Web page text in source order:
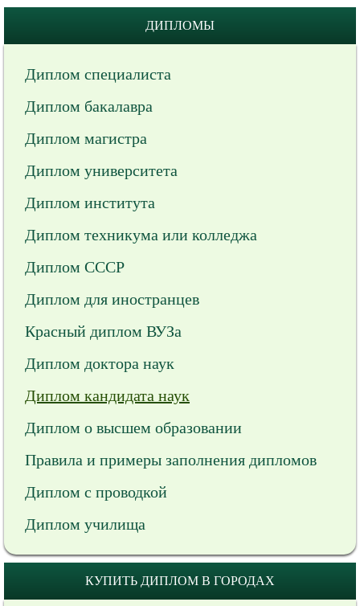
ДИПЛОМЫ
Диплом специалиста
Диплом бакалавра
Диплом магистра
Диплом университета
Диплом института
Диплом техникума или колледжа
Диплом СССР
Диплом для иностранцев
Красный диплом ВУЗа
Диплом доктора наук
Диплом кандидата наук
Диплом о высшем образовании
Правила и примеры заполнения дипломов
Диплом с проводкой
Диплом училища
КУПИТЬ ДИПЛОМ В ГОРОДАХ